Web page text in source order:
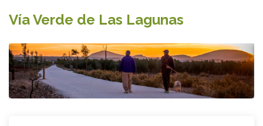
Vía Verde de Las Lagunas